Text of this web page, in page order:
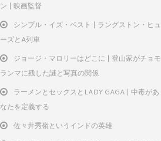
ン | 映画監督
シンプル・イズ・ベスト | ラングストン・ヒュ
ーズとA列車
ジョージ・マロリーはどこに | 登山家がチョモ
ランマに残した謎と写真の関係
ラーメンとセックスとLADY GAGA | 中毒があ
なたを定義する
佐々井秀嶺というインドの英雄